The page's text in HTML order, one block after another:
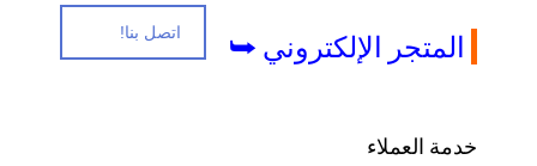
اتصل بنا! المتجر الإلكتروني ⮩
خدمة العملاء